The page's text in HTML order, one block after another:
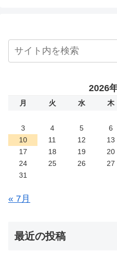
2026
月 火 水 木
3
4 5 6
10
11 12 13
17
18 19 20
24
25 26 27
31
« 7月
最近の投稿